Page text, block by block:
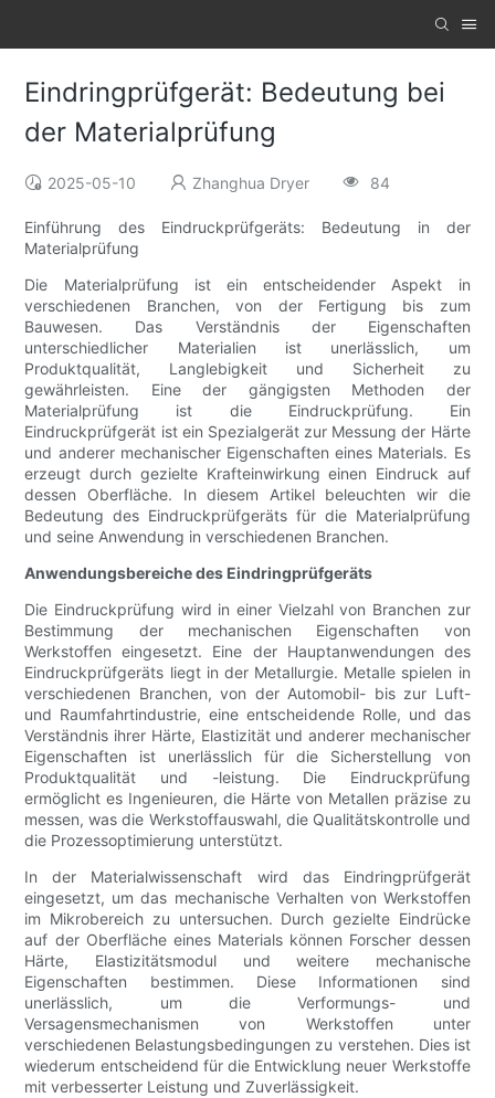
Eindringprüfgerät: Bedeutung bei
der Materialprüfung
2025-05-10 Zhanghua Dryer 84
Einführung des Eindruckprüfgeräts: Bedeutung in der
Materialprüfung
Die Materialprüfung ist ein entscheidender Aspekt in
verschiedenen Branchen, von der Fertigung bis zum
Bauwesen. Das Verständnis der Eigenschaften
unterschiedlicher Materialien ist unerlässlich, um
Produktqualität, Langlebigkeit und Sicherheit zu
gewährleisten. Eine der gängigsten Methoden der
Materialprüfung ist die Eindruckprüfung. Ein
Eindruckprüfgerät ist ein Spezialgerät zur Messung der Härte
und anderer mechanischer Eigenschaften eines Materials. Es
erzeugt durch gezielte Krafteinwirkung einen Eindruck auf
dessen Oberfläche. In diesem Artikel beleuchten wir die
Bedeutung des Eindruckprüfgeräts für die Materialprüfung
und seine Anwendung in verschiedenen Branchen.
Anwendungsbereiche des Eindringprüfgeräts
Die Eindruckprüfung wird in einer Vielzahl von Branchen zur
Bestimmung der mechanischen Eigenschaften von
Werkstoffen eingesetzt. Eine der Hauptanwendungen des
Eindruckprüfgeräts liegt in der Metallurgie. Metalle spielen in
verschiedenen Branchen, von der Automobil- bis zur Luft-
und Raumfahrtindustrie, eine entscheidende Rolle, und das
Verständnis ihrer Härte, Elastizität und anderer mechanischer
Eigenschaften ist unerlässlich für die Sicherstellung von
Produktqualität und -leistung. Die Eindruckprüfung
ermöglicht es Ingenieuren, die Härte von Metallen präzise zu
messen, was die Werkstoffauswahl, die Qualitätskontrolle und
die Prozessoptimierung unterstützt.
In der Materialwissenschaft wird das Eindringprüfgerät
eingesetzt, um das mechanische Verhalten von Werkstoffen
im Mikrobereich zu untersuchen. Durch gezielte Eindrücke
auf der Oberfläche eines Materials können Forscher dessen
Härte, Elastizitätsmodul und weitere mechanische
Eigenschaften bestimmen. Diese Informationen sind
unerlässlich, um die Verformungs- und
Versagensmechanismen von Werkstoffen unter
verschiedenen Belastungsbedingungen zu verstehen. Dies ist
wiederum entscheidend für die Entwicklung neuer Werkstoffe
mit verbesserter Leistung und Zuverlässigkeit.